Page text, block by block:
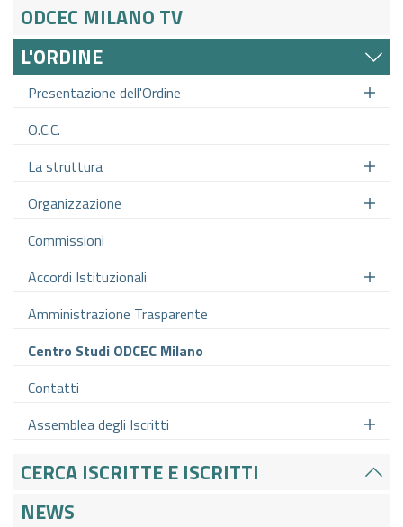
ODCEC MILANO TV
L'ORDINE
Presentazione dell'Ordine
O.C.C.
La struttura
Organizzazione
Commissioni
Accordi Istituzionali
Amministrazione Trasparente
Centro Studi ODCEC Milano
Contatti
Assemblea degli Iscritti
CERCA ISCRITTE E ISCRITTI
NEWS